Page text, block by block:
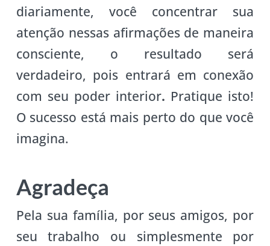
diariamente, você concentrar sua
atenção nessas afirmações de maneira
consciente, o resultado será
verdadeiro, pois entrará em conexão
com seu poder interior. Pratique isto!
O sucesso está mais perto do que você
imagina.
Agradeça
Pela sua família, por seus amigos, por
seu trabalho ou simplesmente por